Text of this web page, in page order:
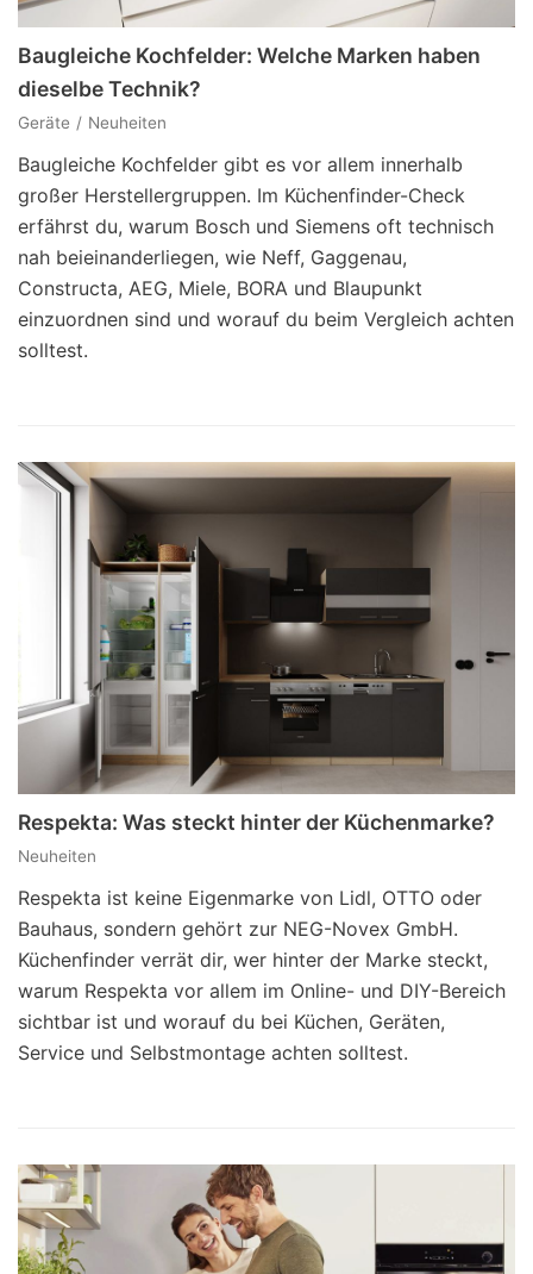
Baugleiche Kochfelder: Welche Marken haben
dieselbe Technik?
Geräte Neuheiten
Baugleiche Kochfelder gibt es vor allem innerhalb
großer Herstellergruppen. Im Küchenfinder-Check
erfährst du, warum Bosch und Siemens oft technisch
nah beieinanderliegen, wie Neff, Gaggenau,
Constructa, AEG, Miele, BORA und Blaupunkt
einzuordnen sind und worauf du beim Vergleich achten
solltest.
Respekta: Was steckt hinter der Küchenmarke?
Neuheiten
Respekta ist keine Eigenmarke von Lidl, OTTO oder
Bauhaus, sondern gehört zur NEG-Novex GmbH.
Küchenfinder verrät dir, wer hinter der Marke steckt,
warum Respekta vor allem im Online- und DIY-Bereich
sichtbar ist und worauf du bei Küchen, Geräten,
Service und Selbstmontage achten solltest.